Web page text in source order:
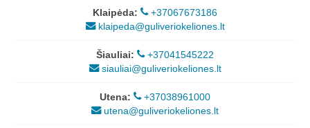
Klaipėda:
+37067673186
klaipeda@guliveriokeliones.lt
Šiauliai:
+37041545222
siauliai@guliveriokeliones.lt
Utena:
+37038961000
utena@guliveriokeliones.lt